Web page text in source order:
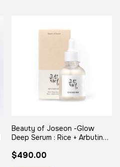
Beauty of Joseon -Glow
Deep Serum : Rice + Arbutin
$490.00